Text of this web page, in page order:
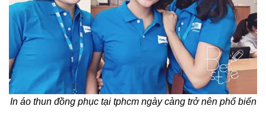
In áo thun đồng phục tại tphcm ngày càng trở nên phổ biến